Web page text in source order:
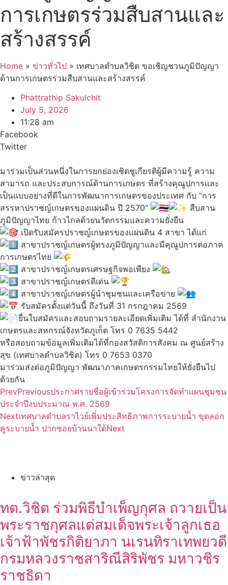
การเกษตรร่วมสืบสานและ
สร้างสรรค์
Home » ข่าวทั่วไป » เทศบาลตำบลวิชิต ขอเชิญชวนภูมิปัญญา
ด้านการเกษตรร่วมสืบสานและสร้างสรรค์
Phattrathip Sakulchit
July 5, 2026
11:28 am
Facebook
Twitter
มาร่วมเป็นส่วนหนึ่งในการยกย่องเชิดชูเกียรติผู้มีความรู้ ความ
สามารถ และประสบการณ์ด้านการเกษตร ที่สร้างคุณูปการและ
เป็นแบบอย่างที่ดีในการพัฒนาการเกษตรของประเทศ กับ “การ
สรรหาปราชญ์เกษตรของแผ่นดิน ปี 2570”
สืบสาน
ภูมิปัญญาไทย ก้าวไกลด้วยนวัตกรรมและความยั่งยืน
เปิดรับสมัครปราชญ์เกษตรของแผ่นดิน 4 สาขา ได้แก่
สาขาปราชญ์เกษตรผู้ทรงภูมิปัญญาและมีคุณูปการต่อภาค
การเกษตรไทย
สาขาปราชญ์เกษตรเศรษฐกิจพอเพียง
สาขาปราชญ์เกษตรดีเด่น
สาขาปราชญ์เกษตรผู้นำชุมชนและเครือข่าย
รับสมัครตั้งแต่วันนี้ ถึงวันที่ 31 กรกฎาคม 2569
ยื่นใบสมัครและสอบถามรายละเอียดเพิ่มเติม ได้ที่ สำนักงาน
เกษตรและสหกรณ์จังหวัดภูเก็ต โทร 0 7635 5442
หรือสอบถามข้อมูลเพิ่มเติมได้ที่กองสวัสดิการสังคม ณ ศูนย์สร้าง
สุข (เทศบาลตำบลวิชิต) โทร 0 7653 0370
มาร่วมส่งต่อภูมิปัญญา พัฒนาภาคเกษตรกรรมไทยให้ยั่งยืนไป
ด้วยกัน
PrevPreviousประกาศรายชื่อผู้เข้าร่วมโครงการจัดทำแผนชุมชน
ประจำปีงบประมาณ พ.ศ. 2569
Nextเทศบาลตำบลราไวย์เพิ่มประสิทธิภาพการระบายน้ำ ขุดลอก
คูระบายน้ำ ปากซอยบ้านนาใต้Next
ข่าวล่าสุด
ทต.วิชิต ร่วมพิธีบำเพ็ญกุศล ถวายเป็น
พระราชกุศลแด่สมเด็จพระเจ้าลูกเธอ
เจ้าฟ้าพัชรกิติยาภา นเรนทิราเทพยวดี
กรมหลวงราชสาริณีสิริพัชร มหาวชิร
ราชธิดา